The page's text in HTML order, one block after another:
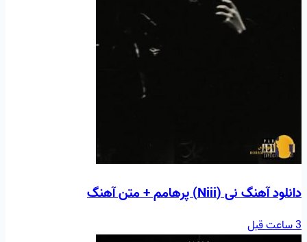
دانلود آهنگ نی (Niii) پرهامم + متن آهنگ
3 ساعت قبل